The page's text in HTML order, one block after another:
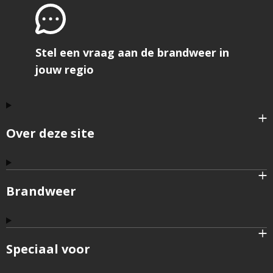
Over deze site
Brandweer
Speciaal voor
Stel een vraag aan de brandweer in
jouw regio